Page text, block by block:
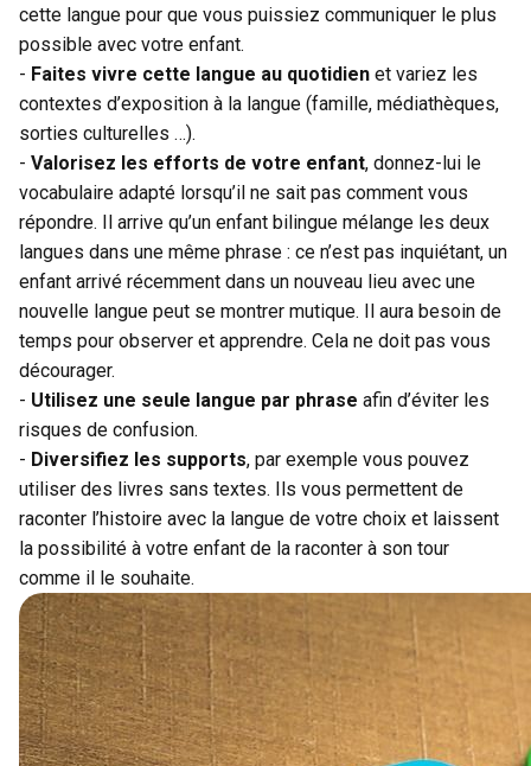
cette langue pour que vous puissiez communiquer le plus
possible avec votre enfant.
- Faites vivre cette langue au quotidien et variez les
contextes d’exposition à la langue (famille, médiathèques,
sorties culturelles …).
- Valorisez les efforts de votre enfant, donnez-lui le
vocabulaire adapté lorsqu’il ne sait pas comment vous
répondre. Il arrive qu’un enfant bilingue mélange les deux
langues dans une même phrase : ce n’est pas inquiétant, un
enfant arrivé récemment dans un nouveau lieu avec une
nouvelle langue peut se montrer mutique. Il aura besoin de
temps pour observer et apprendre. Cela ne doit pas vous
décourager.
- Utilisez une seule langue par phrase afin d’éviter les
risques de confusion.
- Diversifiez les supports, par exemple vous pouvez
utiliser des livres sans textes. Ils vous permettent de
raconter l’histoire avec la langue de votre choix et laissent
la possibilité à votre enfant de la raconter à son tour
comme il le souhaite.